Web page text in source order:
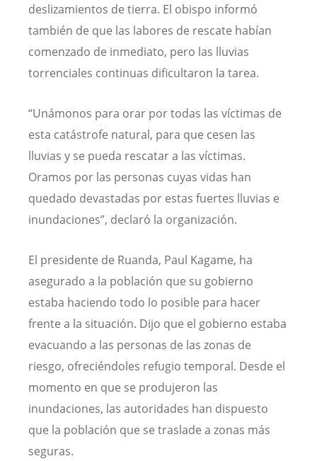
deslizamientos de tierra. El obispo informó
también de que las labores de rescate habían
comenzado de inmediato, pero las lluvias
torrenciales continuas dificultaron la tarea.
“Unámonos para orar por todas las víctimas de
esta catástrofe natural, para que cesen las
lluvias y se pueda rescatar a las víctimas.
Oramos por las personas cuyas vidas han
quedado devastadas por estas fuertes lluvias e
inundaciones”, declaró la organización.
El presidente de Ruanda, Paul Kagame, ha
asegurado a la población que su gobierno
estaba haciendo todo lo posible para hacer
frente a la situación. Dijo que el gobierno estaba
evacuando a las personas de las zonas de
riesgo, ofreciéndoles refugio temporal. Desde el
momento en que se produjeron las
inundaciones, las autoridades han dispuesto
que la población que se traslade a zonas más
seguras.